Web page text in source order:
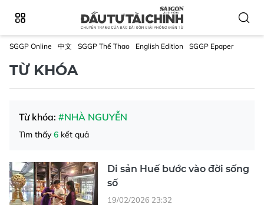
SGGP Online 中文 SGGP Thể Thao English Edition SGGP Epaper
TỪ KHÓA
Từ khóa: #NHÀ NGUYỄN
Tìm thấy 6 kết quả
Di sản Huế bước vào đời sống
số
19/02/2026 23:32